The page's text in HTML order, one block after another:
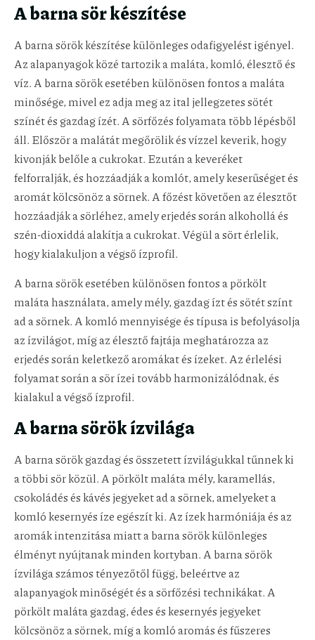
A barna sör készítése
A barna sörök készítése különleges odafigyelést igényel.
Az alapanyagok közé tartozik a maláta, komló, élesztő és
víz. A barna sörök esetében különösen fontos a maláta
minősége, mivel ez adja meg az ital jellegzetes sötét
színét és gazdag ízét. A sörfőzés folyamata több lépésből
áll. Először a malátát megőrölik és vízzel keverik, hogy
kivonják belőle a cukrokat. Ezután a keveréket
felforralják, és hozzáadják a komlót, amely keserűséget és
aromát kölcsönöz a sörnek. A főzést követően az élesztőt
hozzáadják a sörléhez, amely erjedés során alkohollá és
szén-dioxiddá alakítja a cukrokat. Végül a sört érlelik,
hogy kialakuljon a végső ízprofil.
A barna sörök esetében különösen fontos a pörkölt
maláta használata, amely mély, gazdag ízt és sötét színt
ad a sörnek. A komló mennyisége és típusa is befolyásolja
az ízvilágot, míg az élesztő fajtája meghatározza az
erjedés során keletkező aromákat és ízeket. Az érlelési
folyamat során a sör ízei tovább harmonizálódnak, és
kialakul a végső ízprofil.
A barna sörök ízvilága
A barna sörök gazdag és összetett ízvilágukkal tűnnek ki
a többi sör közül. A pörkölt maláta mély, karamellás,
csokoládés és kávés jegyeket ad a sörnek, amelyeket a
komló kesernyés íze egészít ki. Az ízek harmóniája és az
aromák intenzitása miatt a barna sörök különleges
élményt nyújtanak minden kortyban. A barna sörök
ízvilága számos tényezőtől függ, beleértve az
alapanyagok minőségét és a sörfőzési technikákat. A
pörkölt maláta gazdag, édes és kesernyés jegyeket
kölcsönöz a sörnek, míg a komló aromás és fűszeres